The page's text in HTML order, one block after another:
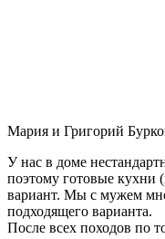
Мария и Григорий
У нас в доме
поэтому готовые кухни
вариант. Мы с мужем
подходящего варианта.
После всех походов по